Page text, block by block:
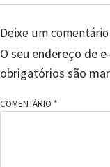
Deixe um comentário
O seu endereço de
obrigatórios são
COMENTÁRIO *